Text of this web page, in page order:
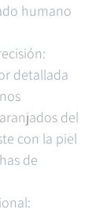
humano
detallada
del
con la piel
de